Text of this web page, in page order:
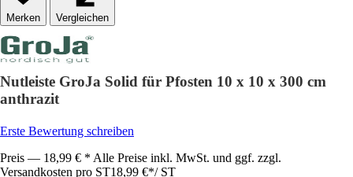
Vergleichen
Nutleiste GroJa Solid für Pfosten 10 x 10 x 300 cm
anthrazit
Erste Bewertung schreiben
Preis — 18,99 € * Alle Preise inkl. MwSt. und ggf. zzgl.
Versandkosten pro ST18,99 €*/ ST